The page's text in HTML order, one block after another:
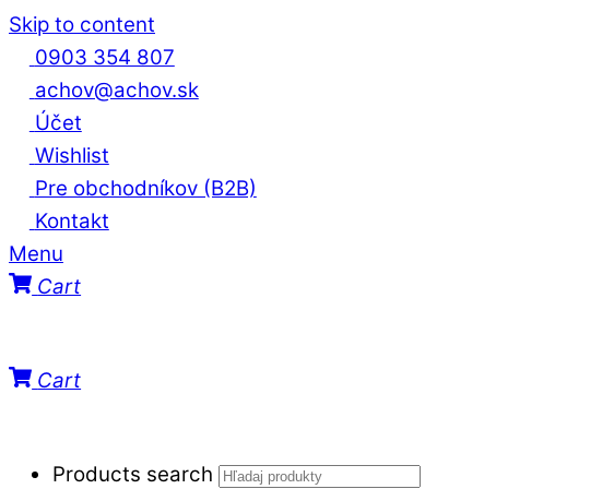
Skip to content
0903 354 807
achov@achov.sk
Účet
Wishlist
Pre obchodníkov (B2B)
Kontakt
Menu
Cart
Cart
Products search